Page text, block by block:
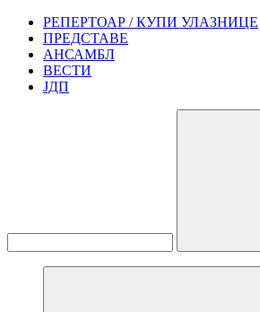
РЕПЕРТОАР / КУПИ УЛАЗНИЦЕ
ПРЕДСТАВЕ
АНСАМБЛ
ВЕСТИ
ЈДП